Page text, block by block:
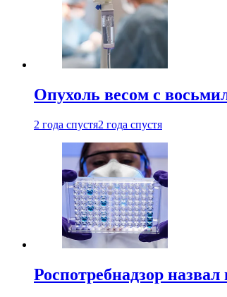
Опухоль весом с
2 года спустя2 года спустя
Роспотребнадзор